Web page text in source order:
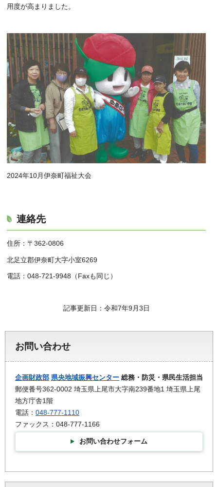
用度が高まりました。
2024年10月伊奈町福祉大会
連絡先
住所：〒362-0806
北足立郡伊奈町大字小室6269
電話：048-721-9948（Faxも同じ）
記事更新日：令和7年9月3日
お問い合わせ
企画財政部 県央地域振興センター 総務・防災・県民生活担当
郵便番号362-0002 埼玉県上尾市大字南239番地1 埼玉県上尾
地方庁舎1階
電話： 048-777-1110
ファックス：048-777-1166
お問い合わせフォーム